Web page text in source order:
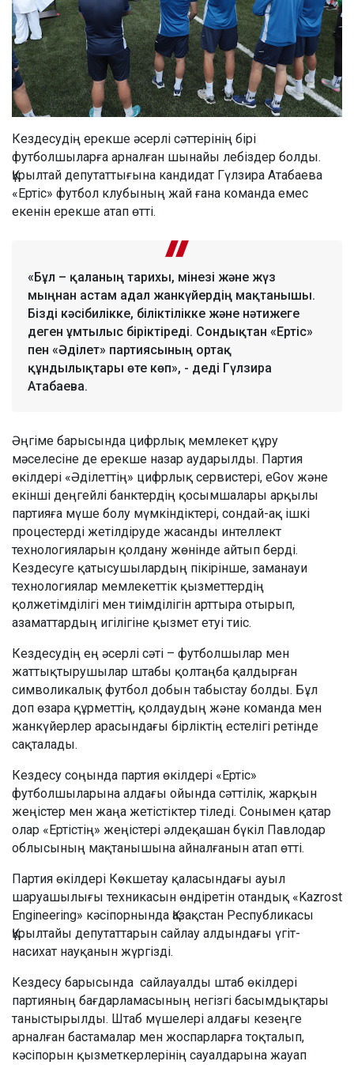
Кездесудің ерекше әсерлі сәттерінің бірі
футболшыларға арналған шынайы лебіздер болды.
Құрылтай депутаттығына кандидат Гүлзира Атабаева
«Ертіс» футбол клубының жай ғана команда емес
екенін ерекше атап өтті.
«Бұл – қаланың тарихы, мінезі және жүз
мыңнан астам адал жанкүйердің мақтанышы.
Бізді кәсібилікке, біліктілікке және нәтижеге
деген ұмтылыс біріктіреді. Сондықтан «Ертіс»
пен «Әділет» партиясының ортақ
құндылықтары өте көп», - деді Гүлзира
Атабаева.
Әңгіме барысында цифрлық мемлекет құру
мәселесіне де ерекше назар аударылды. Партия
өкілдері «Әділеттің» цифрлық сервистері, eGov және
екінші деңгейлі банктердің қосымшалары арқылы
партияға мүше болу мүмкіндіктері, сондай-ақ ішкі
процестерді жетілдіруде жасанды интеллект
технологияларын қолдану жөнінде айтып берді.
Кездесуге қатысушылардың пікірінше, заманауи
технологиялар мемлекеттік қызметтердің
қолжетімділігі мен тиімділігін арттыра отырып,
азаматтардың игілігіне қызмет етуі тиіс.
Кездесудің ең әсерлі сәті – футболшылар мен
жаттықтырушылар штабы қолтаңба қалдырған
символикалық футбол добын табыстау болды. Бұл
доп өзара құрметтің, қолдаудың және команда мен
жанкүйерлер арасындағы бірліктің естелігі ретінде
сақталады.
Кездесу соңында партия өкілдері «Ертіс»
футболшыларына алдағы ойында сәттілік, жарқын
жеңістер мен жаңа жетістіктер тіледі. Сонымен қатар
олар «Ертістің» жеңістері әлдеқашан бүкіл Павлодар
облысының мақтанышына айналғанын атап өтті.
Партия өкілдері Көкшетау қаласындағы ауыл
шаруашылығы техникасын өндіретін отандық «Kazrost
Engineering» кәсіпорнында Қазақстан Республикасы
Құрылтайы депутаттарын сайлау алдындағы үгіт-
насихат науқанын жүргізді.
Кездесу барысында сайлауалды штаб өкілдері
партияның бағдарламасының негізгі басымдықтары
таныстырылды. Штаб мүшелері алдағы кезеңге
арналған бастамалар мен жоспарларға тоқталып,
кәсіпорын қызметкерлерінің сауалдарына жауап